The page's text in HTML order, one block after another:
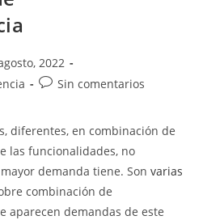
2022
Comentarios
entrada:
Sin comentarios
diferentes, en combinación de
las funcionalidades, no
demanda tiene. Sonvarias
combinación de
aparecen demandas de este